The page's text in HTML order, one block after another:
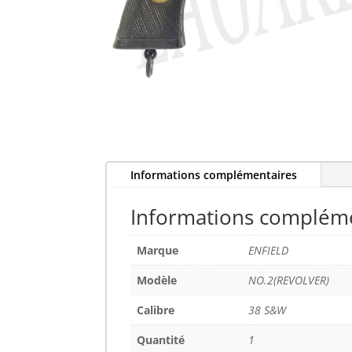
Informations complémentaires
Informations
Marque
ENFIELD
Modèle
NO.2(REVOLVER)
Calibre
38 S&W
Quantité
1